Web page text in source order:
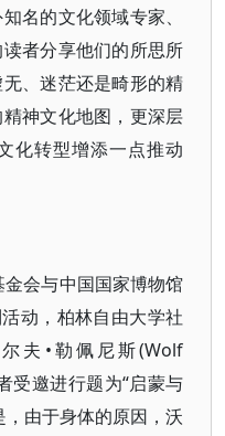
名的文化领域专家、
者分享他们的所思所
、迷茫还是畸形的精
神文化地图，更深层
化转型增添一点推动
会与中国国家博物馆
动，柏林自由大学社
夫•勒佩尼斯(Wolf
受邀进行题为“启蒙与
由于身体的原因，沃